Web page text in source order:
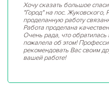
Хочу сказать большое
"Город" на пос. Жуковского,
проделанную работу
Работа проделана
Очень рада, что обратилась
пожалела об этом!
рекомендовать Вас своим
вашей работе!